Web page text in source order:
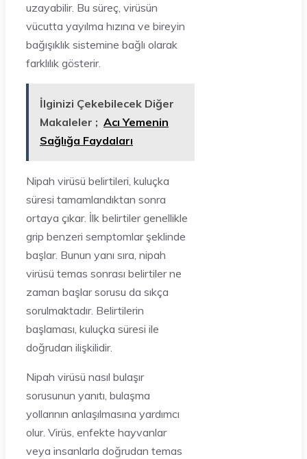
uzayabilir. Bu süreç, virüsün
vücutta yayılma hızına ve bireyin
bağışıklık sistemine bağlı olarak
farklılık gösterir.
İlginizi Çekebilecek Diğer
Makaleler ; Acı Yemenin
Sağlığa Faydaları
Nipah virüsü belirtileri, kuluçka
süresi tamamlandıktan sonra
ortaya çıkar. İlk belirtiler genellikle
grip benzeri semptomlar şeklinde
başlar. Bunun yanı sıra, nipah
virüsü temas sonrası belirtiler ne
zaman başlar sorusu da sıkça
sorulmaktadır. Belirtilerin
başlaması, kuluçka süresi ile
doğrudan ilişkilidir.
Nipah virüsü nasıl bulaşır
sorusunun yanıtı, bulaşma
yollarının anlaşılmasına yardımcı
olur. Virüs, enfekte hayvanlar
veya insanlarla doğrudan temas